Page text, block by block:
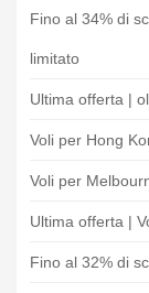
Fino al 34% di
limitato
Ultima offerta |
Voli per Hong
Voli per
Ultima offerta |
Fino al 32% di